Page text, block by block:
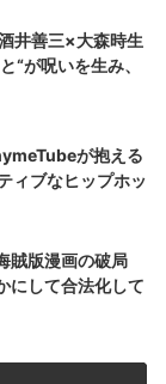
井善三×大森時生
“が呪いを生み、
が抱える
ィブなヒップホッ
賊版漫画の破局
にして合法化して